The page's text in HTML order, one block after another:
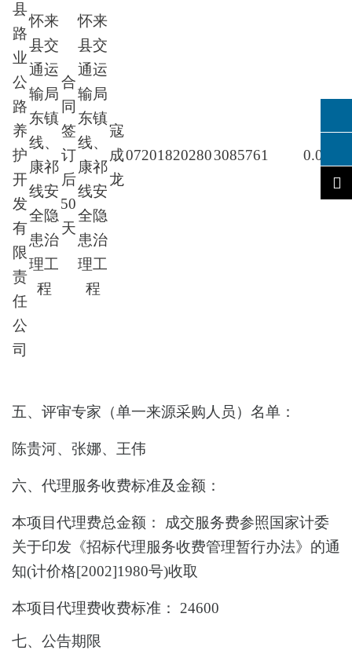
县
路
业
公
路
养
护
开
发
有
限
责
任
公
司
怀来
县交
通运
输局
东镇
线、
康祁
线安
全隐
患治
理工
程
合
同
签
订
后
50
天
怀来
县交
通运
输局
东镇
线、
康祁
线安
全隐
患治
理工
程
寇
成
龙
072018202803085761 0.007%
五、评审专家（单一来源采购人员）名单：
陈贵河、张娜、王伟
六、代理服务收费标准及金额：
本项目代理费总金额：
成交服务费参照国家计委
关于印发《招标代理服务收费管理暂行办法》的通
知(计价格[2002]1980号)收取
本项目代理费收费标准：
24600
七、公告期限